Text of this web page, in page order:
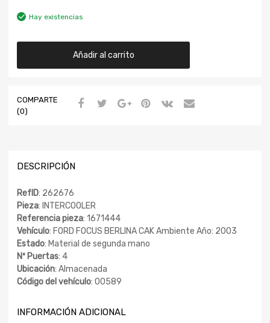
Hay existencias
Añadir al carrito
COMPARTE
(0)
DESCRIPCIÓN
RefID: 262676
Pieza: INTERCOOLER
Referencia pieza: 1671444
Vehículo: FORD FOCUS BERLINA CAK Ambiente Año: 2003
Estado: Material de segunda mano
Nº Puertas: 4
Ubicación: Almacenada
Código del vehículo: 00589
INFORMACIÓN ADICIONAL